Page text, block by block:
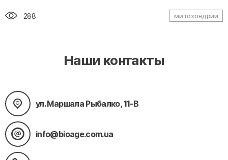
288 митохондрии
Наши контакты
ул. Маршала Рыбалко, 11-В
info@bioage.com.ua